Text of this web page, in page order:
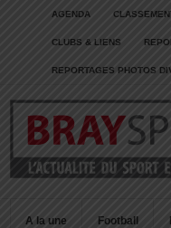
AGENDA
CLUBS & LIENS
REPORTAGES PHOTOS
A la une Football